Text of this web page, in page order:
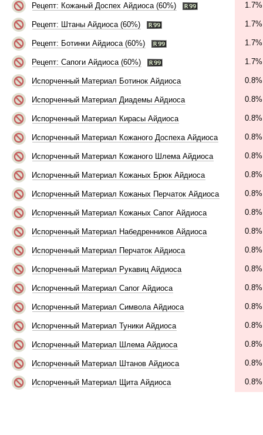
Рецепт: Кожаный Доспех Айдиоса (60%) 1.7%
Рецепт: Штаны Айдиоса (60%) 1.7%
Рецепт: Ботинки Айдиоса (60%) 1.7%
Рецепт: Сапоги Айдиоса (60%) 1.7%
Испорченный Материал Ботинок Айдиоса 0.8%
Испорченный Материал Диадемы Айдиоса 0.8%
Испорченный Материал Кирасы Айдиоса 0.8%
Испорченный Материал Кожаного Доспеха Айдиоса 0.8%
Испорченный Материал Кожаного Шлема Айдиоса 0.8%
Испорченный Материал Кожаных Брюк Айдиоса 0.8%
Испорченный Материал Кожаных Перчаток Айдиоса 0.8%
Испорченный Материал Кожаных Сапог Айдиоса 0.8%
Испорченный Материал Набедренников Айдиоса 0.8%
Испорченный Материал Перчаток Айдиоса 0.8%
Испорченный Материал Рукавиц Айдиоса 0.8%
Испорченный Материал Сапог Айдиоса 0.8%
Испорченный Материал Символа Айдиоса 0.8%
Испорченный Материал Туники Айдиоса 0.8%
Испорченный Материал Шлема Айдиоса 0.8%
Испорченный Материал Штанов Айдиоса 0.8%
Испорченный Материал Щита Айдиоса 0.8%